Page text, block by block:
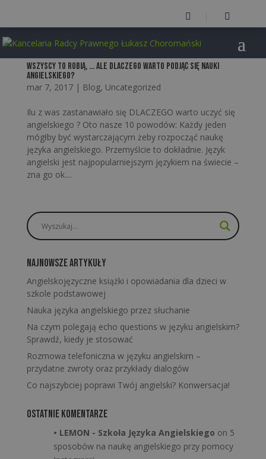
 
Wszyscy to robią, … ale DLACZEGO warto podjąć się nauki
angielskiego?
mar 7, 2017| Blog, Uncategorized
Ilu z was zastanawiało się DLACZEGO warto uczyć się
angielskiego ? Oto nasze 10 powodów: Każdy jeden
mógłby być wystarczającym żeby rozpocząć naukę
języka angielskiego. Przemyślcie to dokładnie. Język
angielski jest najpopularniejszym językiem na świecie –
zna go ok....
Najnowsze artykuły
Angielskojęzyczne książki i opowiadania dla dzieci w
szkole podstawowej
Nauka języka angielskiego przez słuchanie
Na czym polegają echo questions w języku angielskim?
Sprawdź, kiedy je stosować
Rozmowa telefoniczna w języku angielskim –
przydatne zwroty oraz przykłady dialogów
Co najszybciej poprawi Twój angielski? Konwersacja!
Ostatnie komentarze
• LEMON - Szkoła Języka Angielskiego on 5
sposobów na naukę angielskiego przy pomocy